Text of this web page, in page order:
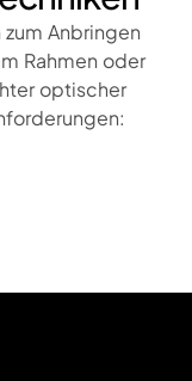
Anbringen
Rahmen oder
optischer